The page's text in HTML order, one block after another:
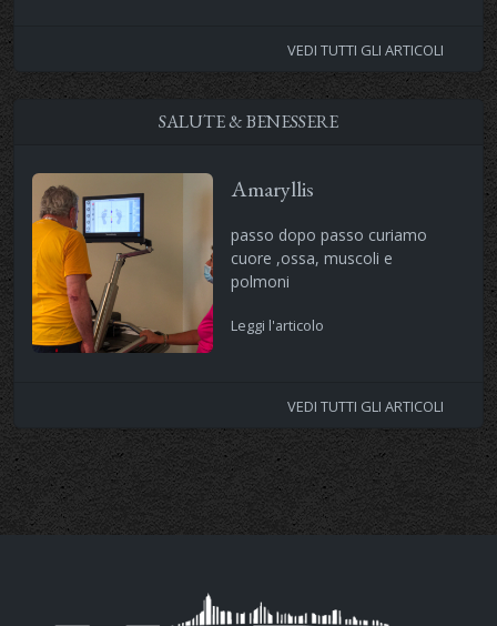
VEDI TUTTI GLI ARTICOLI
SALUTE & BENESSERE
Amaryllis
passo dopo passo curiamo
cuore ,ossa, muscoli e
polmoni
Leggi l'articolo
VEDI TUTTI GLI ARTICOLI